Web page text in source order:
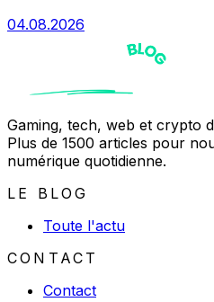
04.08.2026
Gaming, tech, web et crypto
Plus de 1500 articles pour
numérique quotidienne.
LE BLOG
Toute l'actu
CONTACT
Contact